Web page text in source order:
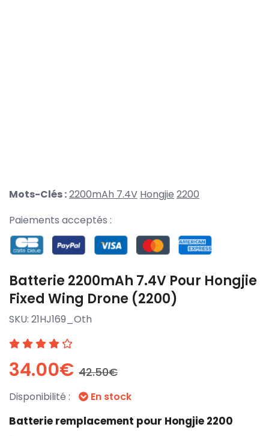
Mots-Clés :2200mAh 7.4V Hongjie 2200
Paiements acceptés :
Batterie 2200mAh 7.4V Pour Hongjie
Fixed Wing Drone (2200)
SKU: 21HJ169_Oth
34.00€ 42.50€
Disponibilité : En stock
Batterie remplacement pour Hongjie 2200